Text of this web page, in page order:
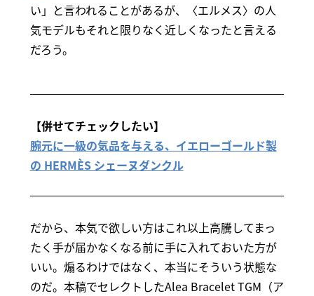
い」と言われることがあるが、〈エルメス〉の人
気モデルもそれと限りなく近しくなったと言える
だろう。
【併せてチェックしたい】
腕元に一級の気品を与える、イエローゴールド製
の HERMÈS シェーヌダンクル
だから、本気で欲しい方はこれ以上高騰してまっ
たく手が届かなくなる前に手に入れておいた方が
いい。煽るわけではなく、本当にそういう状態な
のだ。本稿でセレクトしたAlea Bracelet TGM（ア